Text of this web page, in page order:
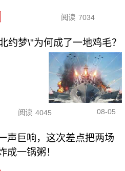
阅读 7034
约梦\"为何成了一地鸡毛？
阅读 4045 08-05
声巨响，这次差点把两场
成一锅粥！